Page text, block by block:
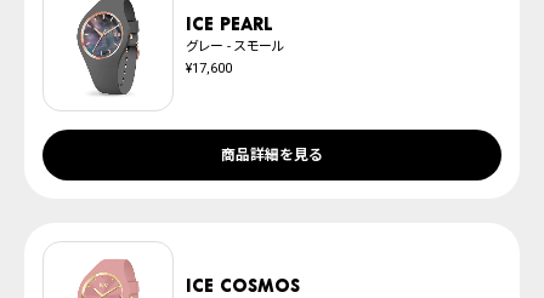
ICE pearl
グレー - スモール
¥17,600
商品詳細を見る
ICE cosmos